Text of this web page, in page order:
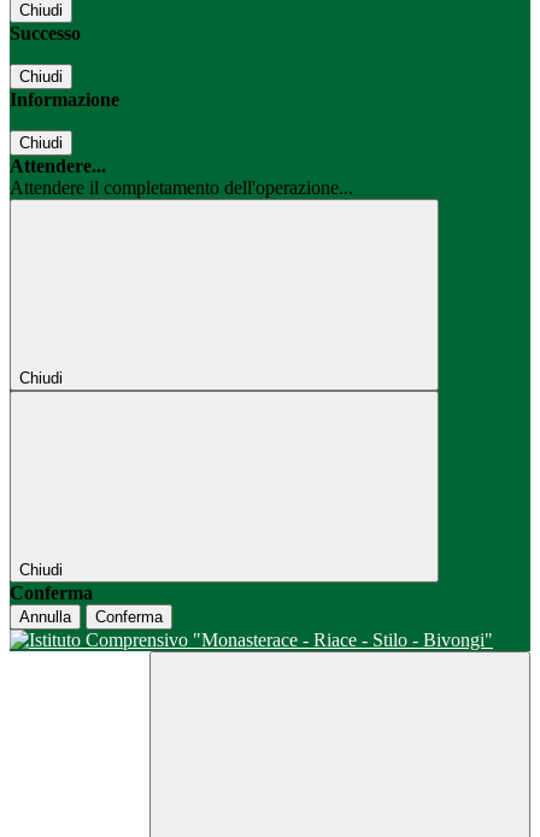
Chiudi
Successo
Chiudi
Informazione
Chiudi
Attendere...
Attendere il completamento dell'operazione...
Chiudi
Chiudi
Conferma
Annulla Conferma